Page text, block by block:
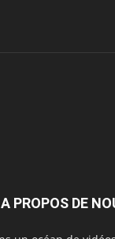
A PROPOS DE